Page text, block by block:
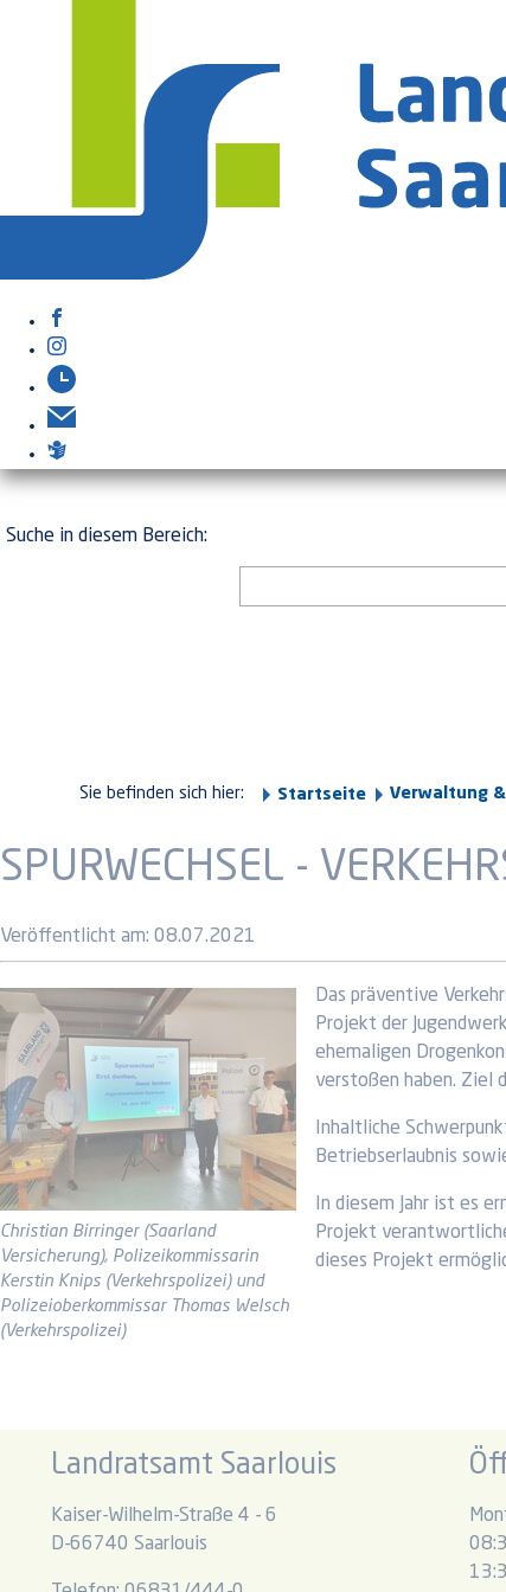
Suche in diesem Bereich:
Sie befinden sich hier: Startseite Verwaltung
SPURWECHSEL -
Veröffentlicht am: 08.07.2021
Christian Birringer (Saarland
Versicherung), Polizeikommissarin
Kerstin Knips (Verkehrspolizei) und
Polizeioberkommissar Thomas Welsch
(Verkehrspolizei)
Das präventive
Projekt der
ehemaligen
verstoßen haben. Ziel
Inhaltliche
Betriebserlaubnis
In diesem Jahr ist es
Projekt
dieses Projekt
Landratsamt Saarlouis
Kaiser-Wilhelm-Straße 4 - 6
D-66740 Saarlouis